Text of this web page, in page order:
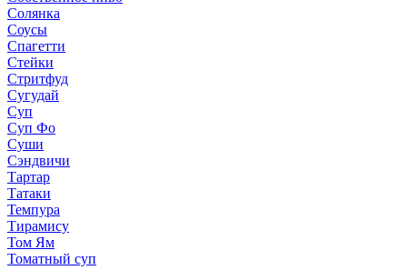
Солянка
Соусы
Спагетти
Стейки
Стритфуд
Сугудай
Суп
Суп Фо
Суши
Сэндвичи
Тартар
Татаки
Темпура
Тирамису
Том Ям
Томатный суп